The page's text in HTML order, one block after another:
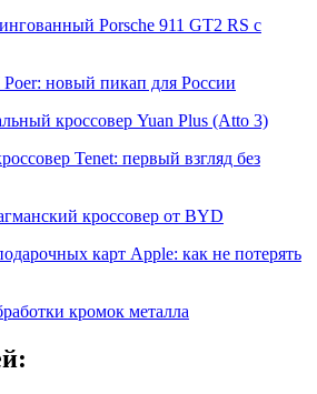
Porsche 911 GT2 RS с
новый пикап для России
кроссовер Yuan Plus (Atto 3)
Tenet: первый взгляд без
кроссовер от BYD
карт Apple: как не потерять
кромок металла